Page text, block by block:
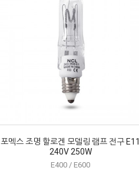
포멕스 조명 할로겐 모델링 램프 전구 E11
240V 250W
E400 / E600